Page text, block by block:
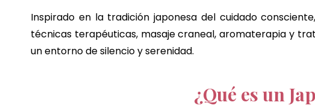
ritual de chocolate y pistacho cheque de regalo
Inspirado en la tradición japonesa del cuidado
técnicas terapéuticas, masaje craneal, aromaterapia y
un entorno de silencio y serenidad.
¿Qué es un